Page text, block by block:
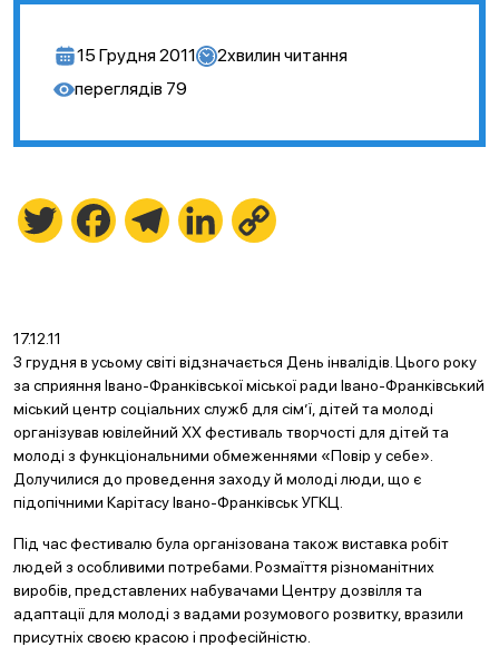
15 Грудня 2011 2хвилин читання
переглядів 79
Twitter FacebookTelegramLinkedIn
17.12.11
3 грудня в усьому світі відзначається День інвалідів. Цього року
за сприяння Івано-Франківської міської ради Івано-Франківський
міський центр соціальних служб для сім’ї, дітей та молоді
організував ювілейний ХХ фестиваль творчості для дітей та
молоді з функціональними обмеженнями «Повір у себе».
Долучилися до проведення заходу й молоді люди, що є
підопічними Карітасу Івано-Франківськ УГКЦ.
Під час фестивалю була організована також виставка робіт
людей з особливими потребами. Розмаїття різноманітних
виробів, представлених набувачами Центру дозвілля та
адаптації для молоді з вадами розумового розвитку, вразили
присутніх своєю красою і професійністю.